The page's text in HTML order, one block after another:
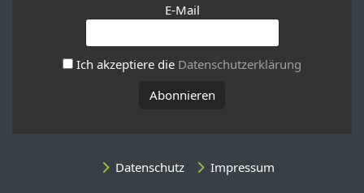
E-Mail
Ich akzeptiere die Datenschutzerklärung
Datenschutz Impressum